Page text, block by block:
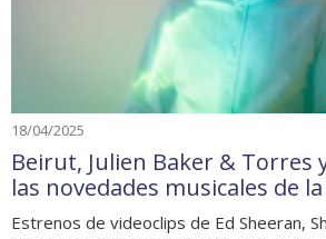
18/04/2025
Beirut, Julien Baker & Torres
las novedades musicales de
Estrenos de videoclips de Ed Sheeran,